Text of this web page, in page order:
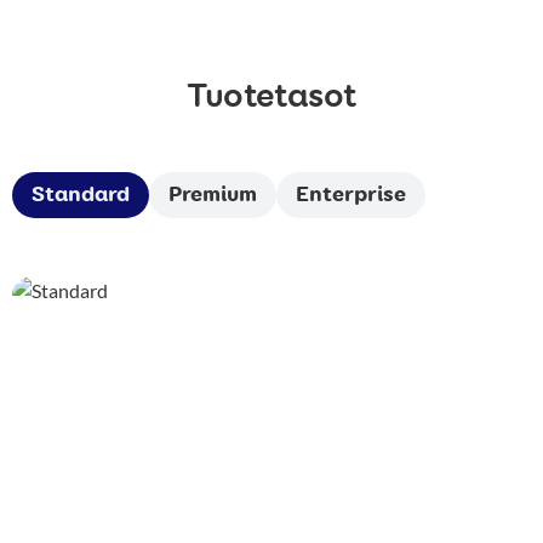
Tuotetasot
Standard Premium Enterprise